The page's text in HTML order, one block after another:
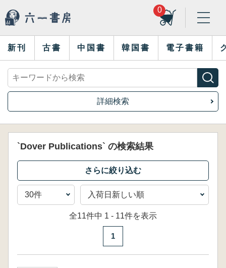
0
新刊 古書 中国書 韓国書 電子書籍
詳細検索
`Dover Publications` の検索結果
全11件中 1 - 11件を表示
1